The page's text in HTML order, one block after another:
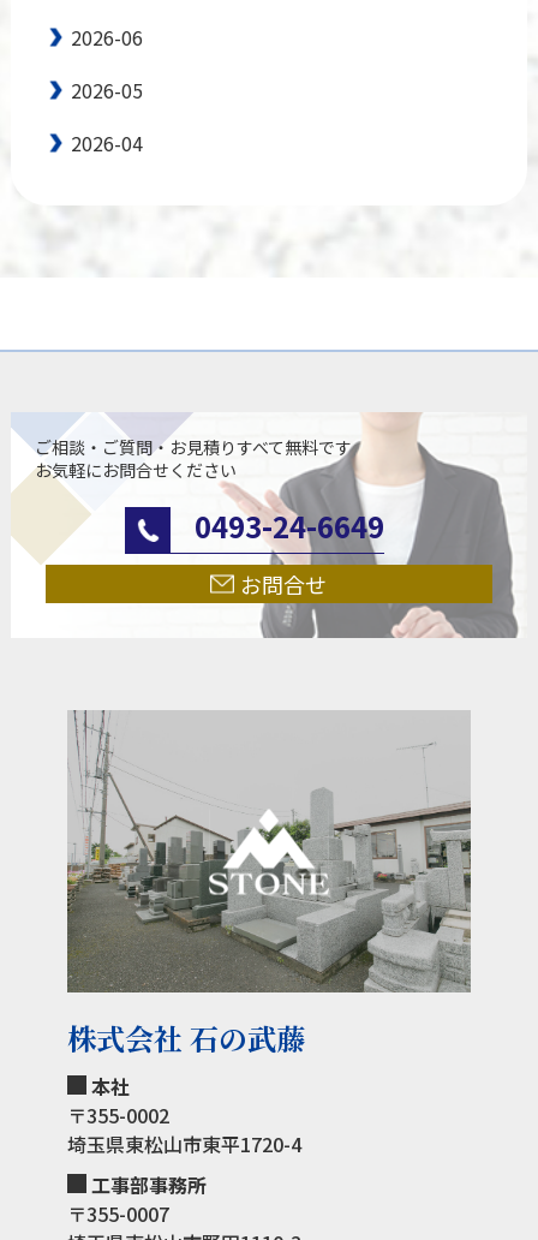
2026-06
2026-05
2026-04
ご相談・ご質問・お見積りすべて無料です
お気軽にお問合せください
0493-24-6649
お問合せ
株式会社 石の武藤
本社
〒355-0002
埼玉県東松山市東平1720-4
工事部事務所
〒355-0007